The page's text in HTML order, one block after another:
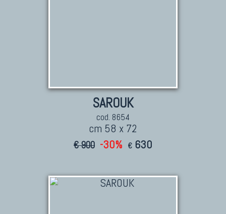
SAROUK
cod. 8654
cm 58 x 72
€ 900 -30% € 630